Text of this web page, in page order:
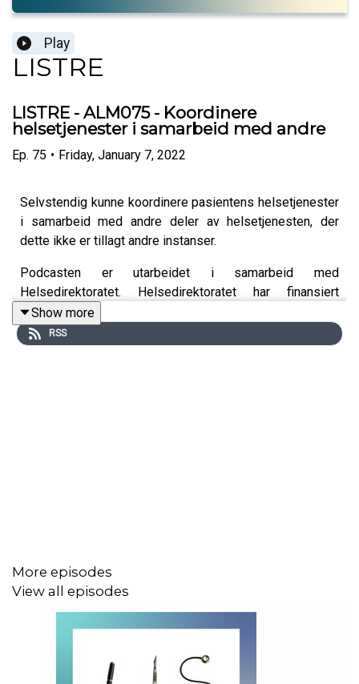
Play
LISTRE
LISTRE - ALM075 - Koordinere
helsetjenester i samarbeid med andre
Ep. 75 • Friday, January 7, 2022
Selvstendig kunne koordinere pasientens helsetjenester
i samarbeid med andre deler av helsetjenesten, der
dette ikke er tillagt andre instanser.
Podcasten er utarbeidet i samarbeid med
Helsedirektoratet. Helsedirektoratet har finansiert
utviklingen av podcasten, men innholdet er i sin helhet
utarbeidet av KVALLM (allmennlegene Kristian Høines
og Morten Munkvik). Podcasten er ingen fasit for
Show more
RSS
More episodes
View all episodes